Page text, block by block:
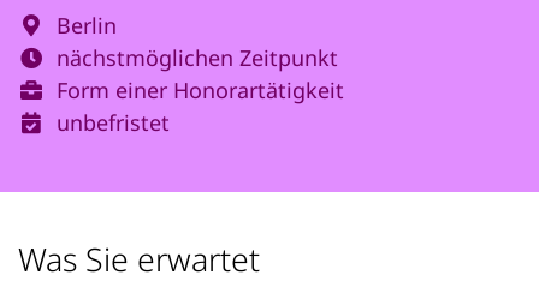
Berlin
nächstmöglichen Zeitpunkt
Form einer Honorartätigkeit
unbefristet
Was Sie erwartet